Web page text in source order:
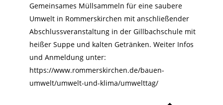
Gemeinsames Müllsammeln für eine saubere
Umwelt in Rommerskirchen mit anschließender
Abschlussveranstaltung in der Gillbachschule mit
heißer Suppe und kalten Getränken. Weiter Infos
und Anmeldung unter:
https://www.rommerskirchen.de/bauen-
umwelt/umwelt-und-klima/umwelttag/